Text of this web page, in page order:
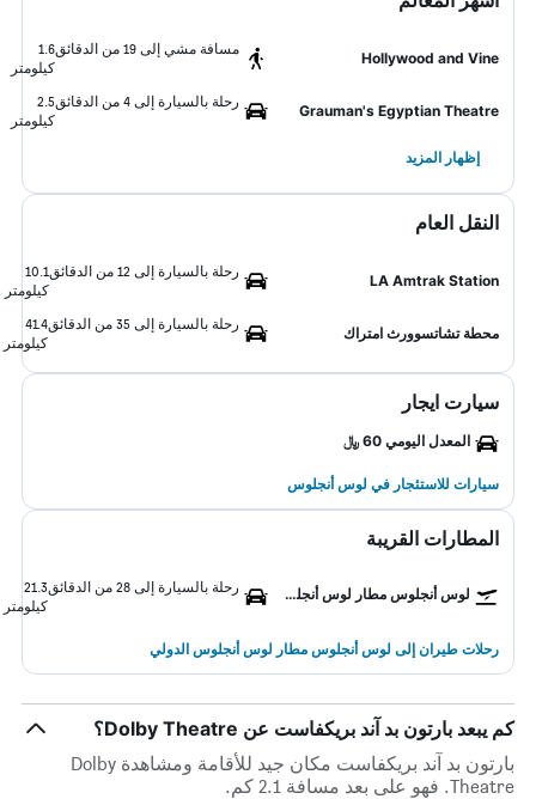
Hollywood and Vine
مسافة مشي إلى 19 من الدقائق
1.6
كيلومتر
Grauman's Egyptian Theatre
رحلة بالسيارة إلى 4 من الدقائق
2.5
كيلومتر
إظهار المزيد
النقل العام
LA Amtrak Station
رحلة بالسيارة إلى 12 من الدقائق
10.1
كيلومتر
محطة تشاتسوورث امتراك
رحلة بالسيارة إلى 35 من الدقائق
41.4
كيلومتر
سيارت ايجار
المعدل اليومي 60 ﷼
سيارات للاستئجار في لوس أنجلوس
المطارات القريبة
لوس أنجلوس مطار لوس أنجلوس الدولي رحلة بالسيارة إلى 28 من الدقائق
21.3
كيلومتر
رحلات طيران إلى لوس أنجلوس مطار لوس أنجلوس الدولي
كم يبعد بارتون بد آند بريكفاست عن Dolby Theatre؟
بارتون بد آند بريكفاست مكان جيد للأقامة ومشاهدة Dolby
Theatre. فهو على بعد مسافة 2.1 كم.